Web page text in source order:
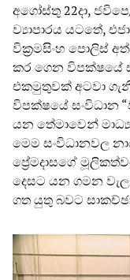
අගෝස්තු 22දා,
ව්‍යාපාරය යටතේ,
වික්‍රමසිංහ පොලිස්
කර ගෙන විපක්ෂයේ
එකමුතුවක් අටවා
විපක්ෂයේ සංවිධාන
යන තේමාවෙන්
මෙම සංවිධානවල
ප්‍රේමදාසගේ
දෙසට යන ගමන
ගත යුතු බවට